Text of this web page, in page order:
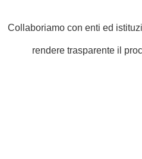
Collaboriamo con enti ed
rendere trasparente il